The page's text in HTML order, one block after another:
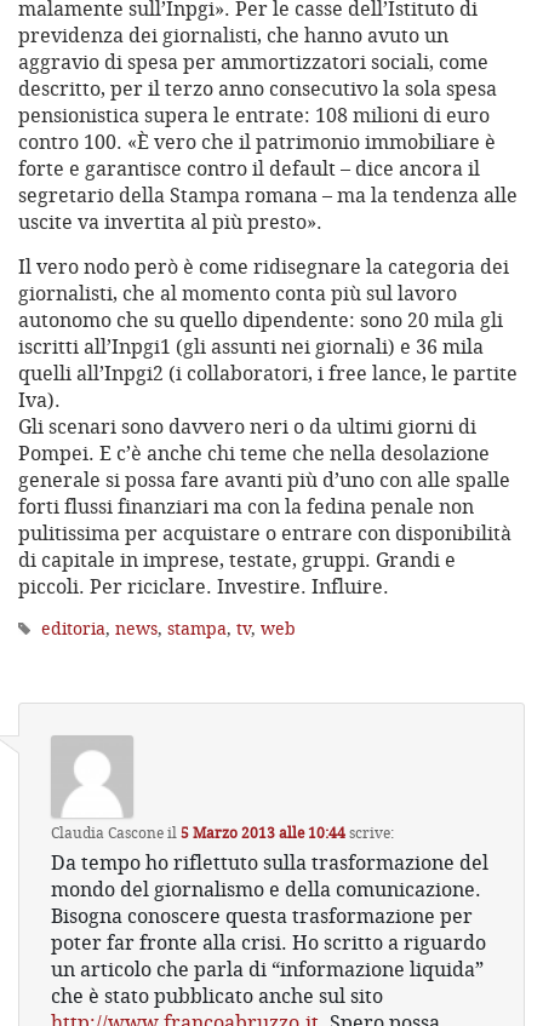
malamente sull’Inpgi». Per le casse dell’Istituto di
previdenza dei giornalisti, che hanno avuto un
aggravio di spesa per ammortizzatori sociali, come
descritto, per il terzo anno consecutivo la sola spesa
pensionistica supera le entrate: 108 milioni di euro
contro 100. «È vero che il patrimonio immobiliare è
forte e garantisce contro il default – dice ancora il
segretario della Stampa romana – ma la tendenza alle
uscite va invertita al più presto».
Il vero nodo però è come ridisegnare la categoria dei
giornalisti, che al momento conta più sul lavoro
autonomo che su quello dipendente: sono 20 mila gli
iscritti all’Inpgi1 (gli assunti nei giornali) e 36 mila
quelli all’Inpgi2 (i collaboratori, i free lance, le partite
Iva).
Gli scenari sono davvero neri o da ultimi giorni di
Pompei. E c’è anche chi teme che nella desolazione
generale si possa fare avanti più d’uno con alle spalle
forti flussi finanziari ma con la fedina penale non
pulitissima per acquistare o entrare con disponibilità
di capitale in imprese, testate, gruppi. Grandi e
piccoli. Per riciclare. Investire. Influire.
editoria, news, stampa, tv, web
Claudia Casconeil5 Marzo 2013 alle 10:44scrive:
Da tempo ho riflettuto sulla trasformazione del
mondo del giornalismo e della comunicazione.
Bisogna conoscere questa trasformazione per
poter far fronte alla crisi. Ho scritto a riguardo
un articolo che parla di “informazione liquida”
che è stato pubblicato anche sul sito